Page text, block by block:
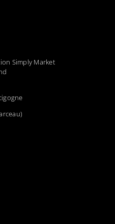
Simply Market